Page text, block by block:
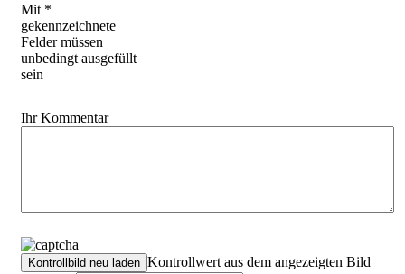
Mit *
gekennzeichnete
Felder müssen
unbedingt ausgefüllt
sein
Ihr Kommentar
Kontrollwert aus dem angezeigten Bild